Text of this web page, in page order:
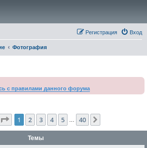
Вход
Регистрация
Фотография
с правилами данного форума
Страница из 40
1 2 3 4 5 40
Темы